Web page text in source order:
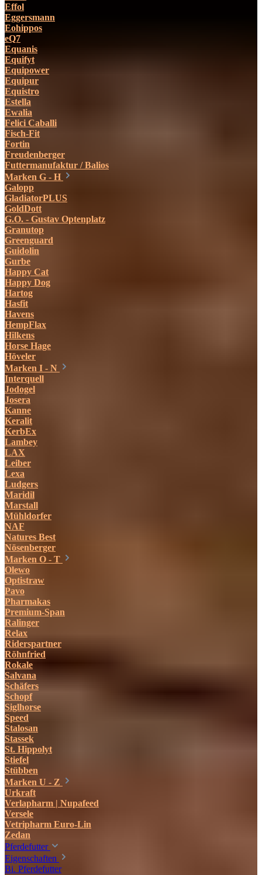
Effol
Eggersmann
Eohippos
eQ7
Equanis
Equifyt
Equipower
Equipur
Equistro
Estella
Ewalia
Felici Caballi
Fisch-Fit
Fortin
Freudenberger
Futtermanufaktur / Balios
Marken G - H
Galopp
GladiatorPLUS
GoldDott
G.O. - Gustav Optenplatz
Granutop
Greenguard
Guidolin
Gurbe
Happy Cat
Happy Dog
Hartog
Hasfit
Havens
HempFlax
Hilkens
Horse Hage
Höveler
Marken I - N
Interquell
Jodogel
Josera
Kanne
Keralit
KerbEx
Lambey
LAX
Leiber
Lexa
Ludgers
Maridil
Marstall
Mühldorfer
NAF
Natures Best
Nösenberger
Marken O - T
Olewo
Optistraw
Pavo
Pharmakas
Premium-Span
Ralinger
Relax
Riderspartner
Röhnfried
Rokale
Salvana
Schäfers
Schopf
Siglhorse
Speed
Stalosan
Stassek
St. Hippolyt
Stiefel
Stübben
Marken U - Z
Urkraft
Verlapharm | Nupafeed
Versele
Vetripharm Euro-Lin
Zedan
Pferdefutter
Eigenschaften
Bi. Pferdefutter